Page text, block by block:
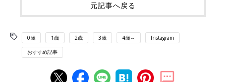
元記事へ戻る
0歳 1歳 2歳 3歳 4歳～ Instagram
おすすめ記事